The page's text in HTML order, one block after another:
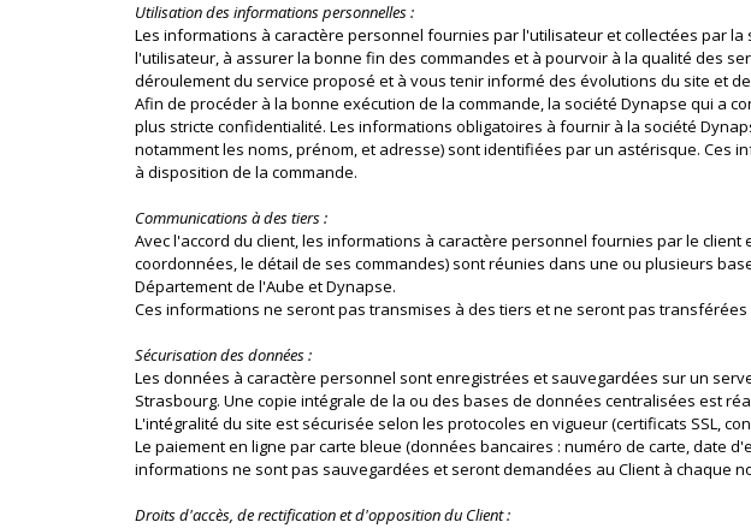
Utilisation des informations personnelles :
Les informations à caractère personnel fournies par l'utilisateur et collectées par
l'utilisateur, à assurer la bonne fin des commandes et à pourvoir à la qualité des
déroulement du service proposé et à vous tenir informé des évolutions du site et
Afin de procéder à la bonne exécution de la commande, la société Dynapse qui a
plus stricte confidentialité. Les informations obligatoires à fournir à la société
notamment les noms, prénom, et adresse) sont identifiées par un astérisque.
à disposition de la commande.
Communications à des tiers :
Avec l'accord du client, les informations à caractère personnel fournies par le
coordonnées, le détail de ses commandes) sont réunies dans une ou plusieurs
Département de l'Aube et Dynapse.
Ces informations ne seront pas transmises à des tiers et ne seront pas
Sécurisation des données :
Les données à caractère personnel sont enregistrées et sauvegardées sur un
Strasbourg. Une copie intégrale de la ou des bases de données centralisées est
L'intégralité du site est sécurisée selon les protocoles en vigueur (certificats SSL,
Le paiement en ligne par carte bleue (données bancaires : numéro de carte, date
informations ne sont pas sauvegardées et seront demandées au Client à chaque
Droits d'accès, de rectification et d'opposition du Client :